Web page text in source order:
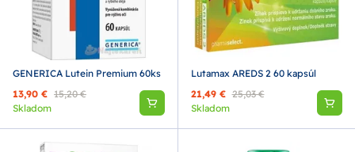
GENERICA Lutein Premium 60ks
13,90 € 15,20 €
Skladom
Lutamax AREDS 2 60 kapsúl
21,49 € 25,03 €
Skladom